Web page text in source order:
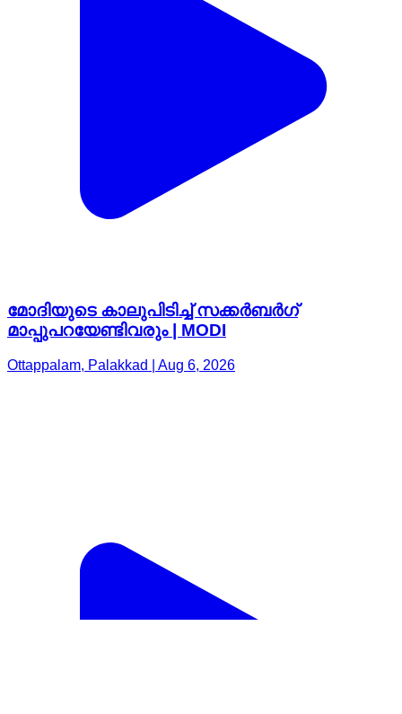
മോദിയുടെ കാലുപിടിച്ച് സക്കർബർഗ്
മാപ്പുപറയേണ്ടിവരും | MODI
Ottappalam, Palakkad | Aug 6, 2026